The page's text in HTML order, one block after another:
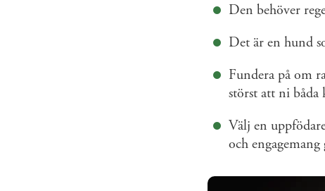
Den behöver
Det är en hund
Fundera på om
störst att ni
Välj en
och